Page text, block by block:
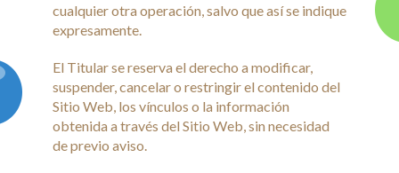
cualquier otra operación, salvo que así se indique
expresamente.
El Titular se reserva el derecho a modificar,
suspender, cancelar o restringir el contenido del
Sitio Web, los vínculos o la información
obtenida a través del Sitio Web, sin necesidad
de previo aviso.